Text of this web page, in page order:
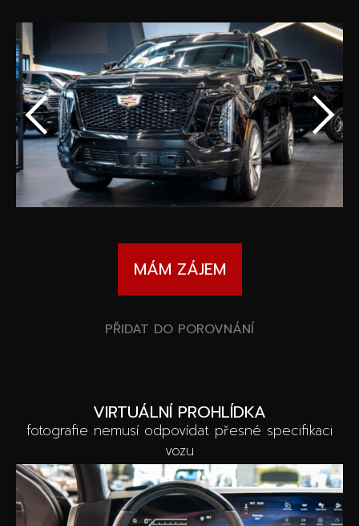
MÁM ZÁJEM
PŘIDAT DO POROVNÁNÍ
VIRTUÁLNÍ PROHLÍDKA
fotografie nemusí odpovídat přesné specifikaci
vozu